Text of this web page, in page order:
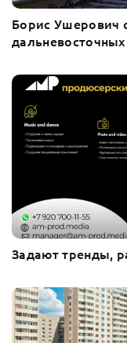
Борис Ушерович
Задают тренды,